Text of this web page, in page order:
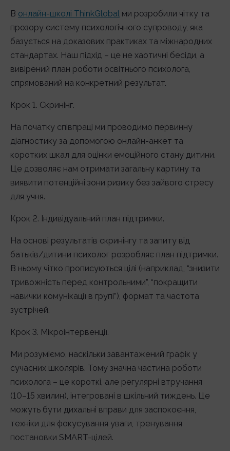
В онлайн-школі ThinkGlobal ми розробили чітку та
прозору систему психологічного супроводу, яка
базується на доказових практиках та міжнародних
стандартах. Наш підхід – це не хаотичні бесіди, а
вивірений план роботи освітнього психолога,
спрямований на конкретний результат.
Крок 1. Скринінг.
На початку співпраці ми проводимо первинну
діагностику за допомогою онлайн-анкет та
коротких шкал для оцінки емоційного стану дитини.
Це дозволяє нам отримати загальну картину та
виявити потенційні зони ризику без зайвого стресу
для учня.
Крок 2. Індивідуальний план підтримки.
На основі результатів скринінгу та запиту від
батьків/дитини психолог розробляє план підтримки.
В ньому чітко прописуються цілі (наприклад, “знизити
тривожність перед контрольними”, “покращити
навички комунікації в групі”), формат та частота
зустрічей.
Крок 3. Мікроінтервенції.
Ми розуміємо, наскільки завантажений графік у
сучасних школярів. Тому значна частина роботи
психолога – це короткі, але регулярні втручання
(10–15 хвилин), інтегровані в шкільний тиждень. Це
можуть бути дихальні вправи для заспокоєння,
техніки для фокусування уваги, тренування
постановки SMART-цілей.